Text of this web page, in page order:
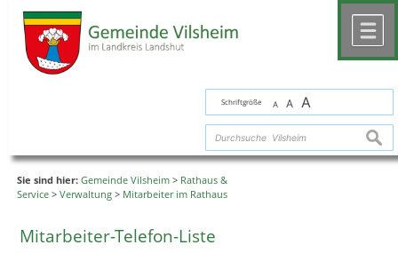
Schriftgröße A A A
Sie sind hier: Gemeinde Vilsheim > Rathaus &
Service > Verwaltung > Mitarbeiter im Rathaus
Mitarbeiter-Telefon-Liste